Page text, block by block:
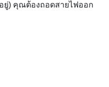
ยู่) คุณต้องถอดสายไฟออก